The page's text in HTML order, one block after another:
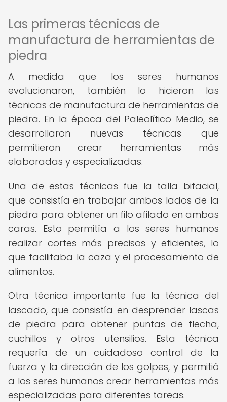
Las primeras técnicas de
manufactura de herramientas de
piedra
A medida que los seres humanos
evolucionaron, también lo hicieron las
técnicas de manufactura de herramientas de
piedra. En la época del Paleolítico Medio, se
desarrollaron nuevas técnicas que
permitieron crear herramientas más
elaboradas y especializadas.
Una de estas técnicas fue la talla bifacial,
que consistía en trabajar ambos lados de la
piedra para obtener un filo afilado en ambas
caras. Esto permitía a los seres humanos
realizar cortes más precisos y eficientes, lo
que facilitaba la caza y el procesamiento de
alimentos.
Otra técnica importante fue la técnica del
lascado, que consistía en desprender lascas
de piedra para obtener puntas de flecha,
cuchillos y otros utensilios. Esta técnica
requería de un cuidadoso control de la
fuerza y la dirección de los golpes, y permitió
a los seres humanos crear herramientas más
especializadas para diferentes tareas.